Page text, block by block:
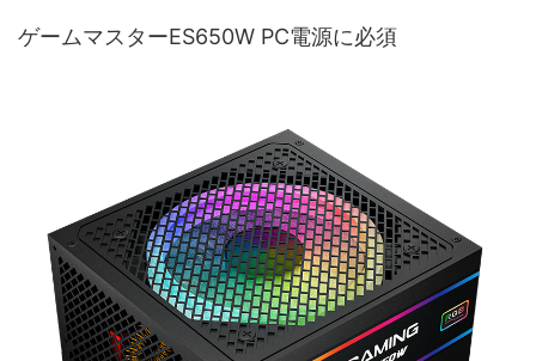
ゲームマスターES650W PC電源に必須